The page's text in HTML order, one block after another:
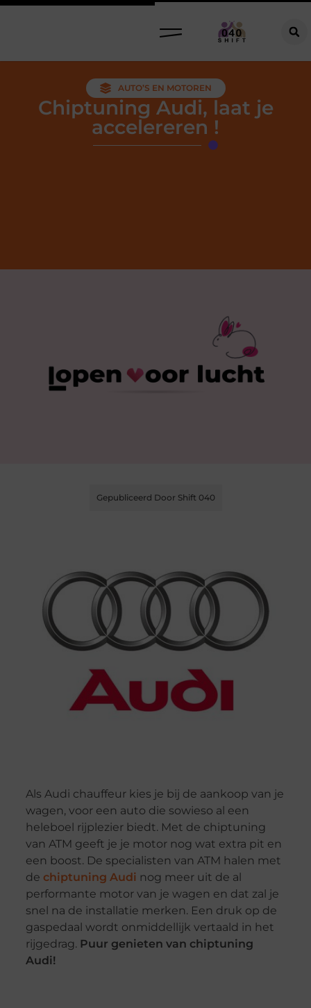
AUTO’S EN MOTOREN
Chiptuning Audi, laat je
accelereren !
Gepubliceerd Door Shift 040
Als Audi chauffeur kies je bij de aankoop van je
wagen, voor een auto die sowieso al een
heleboel rijplezier biedt. Met de chiptuning
van ATM geeft je je motor nog wat extra pit en
een boost. De specialisten van ATM halen met
de chiptuning Audi nog meer uit de al
performante motor van je wagen en dat zal je
snel na de installatie merken. Een druk op de
gaspedaal wordt onmiddellijk vertaald in het
rijgedrag. Puur genieten van chiptuning
Audi!